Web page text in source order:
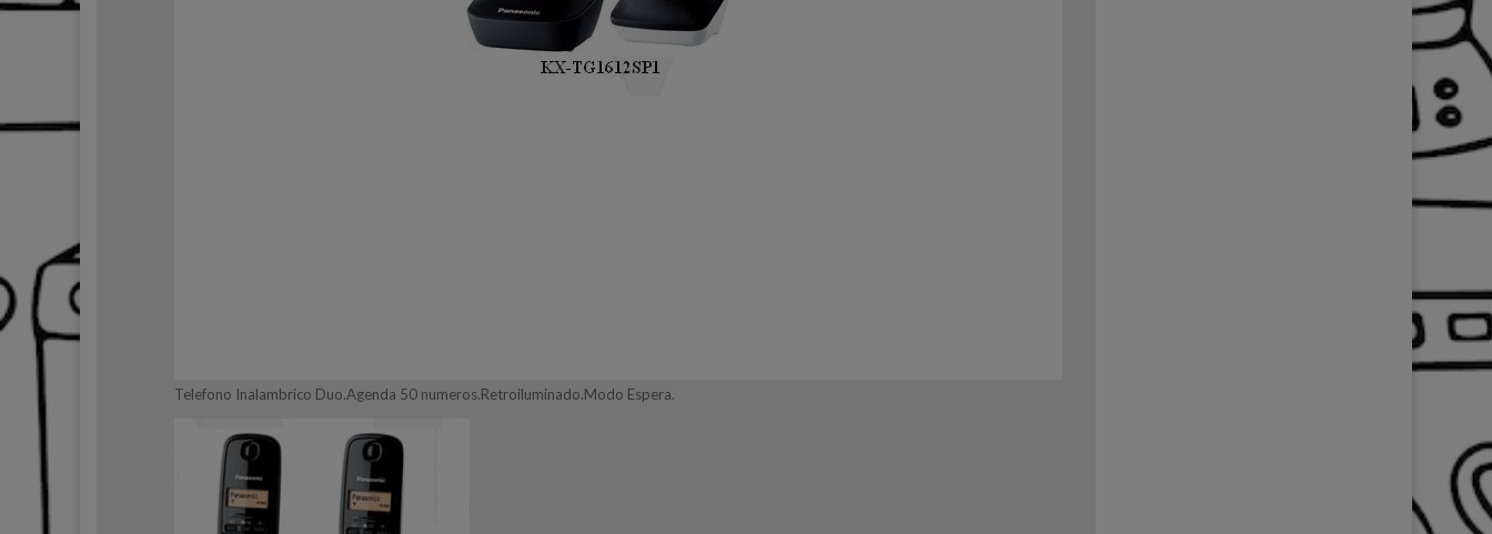
Telefono Inalambrico Duo.Agenda 50 numeros.Retroiluminado.Modo Espera.